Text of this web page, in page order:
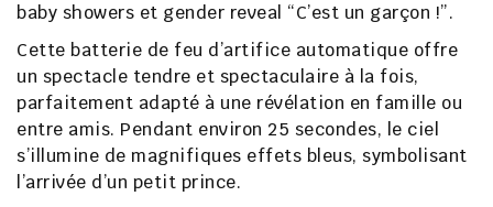
baby showers et gender reveal “C’est un garçon !”.
Cette batterie de feu d’artifice automatique offre
un spectacle tendre et spectaculaire à la fois,
parfaitement adapté à une révélation en famille ou
entre amis. Pendant environ 25 secondes, le ciel
s’illumine de magnifiques effets bleus, symbolisant
l’arrivée d’un petit prince.